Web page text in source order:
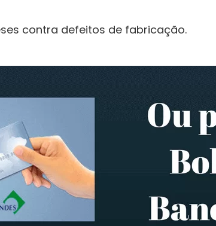
contra defeitos de fabricação.